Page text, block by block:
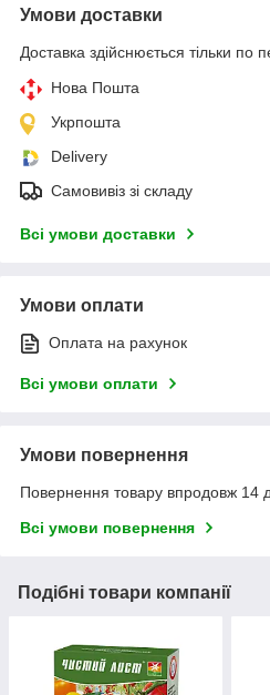
Умови доставки
Доставка здійснюється тільки по
Нова Пошта
Укрпошта
Delivery
Самовивіз зі складу
Всі умови доставки
Умови оплати
Оплата на рахунок
Всі умови оплати
Умови повернення
Повернення товару впродовж 14
Всі умови повернення
Подібні товари компанії